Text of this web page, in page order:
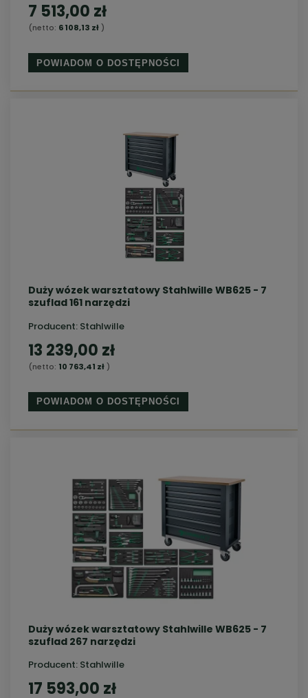
7 513,00 zł
(netto: 6 108,13 zł)
POWIADOM O DOSTĘPNOŚCI
Duży wózek warsztatowy Stahlwille WB625 - 7
szuflad 161 narzędzi
Producent: Stahlwille
13 239,00 zł
(netto: 10 763,41 zł)
POWIADOM O DOSTĘPNOŚCI
Duży wózek warsztatowy Stahlwille WB625 - 7
szuflad 267 narzędzi
Producent: Stahlwille
17 593,00 zł